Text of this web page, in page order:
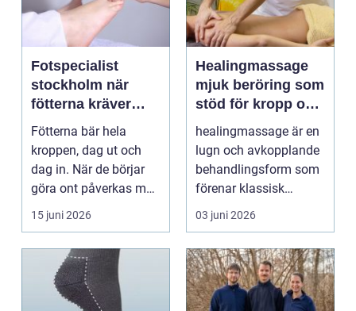
Fotspecialist
stockholm när
fötterna kräver
mer än vanliga
sulor
Fötterna bär hela
kroppen, dag ut och
dag in. När de börjar
göra ont påverkas mer
15 juni 2026
Healingmassage
mjuk beröring som
stöd för kropp och
själ
healingmassage är en
lugn och avkopplande
behandlingsform som
förenar klassisk
massage med
energibas...
03 juni 2026